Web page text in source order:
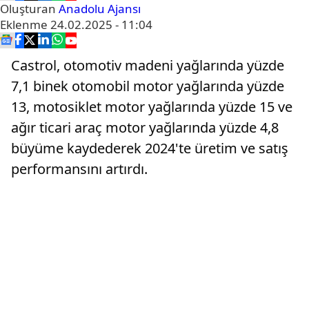
Oluşturan Anadolu Ajansı
Eklenme 24.02.2025 - 11:04
Castrol, otomotiv madeni yağlarında yüzde
7,1 binek otomobil motor yağlarında yüzde
13, motosiklet motor yağlarında yüzde 15 ve
ağır ticari araç motor yağlarında yüzde 4,8
büyüme kaydederek 2024'te üretim ve satış
performansını artırdı.